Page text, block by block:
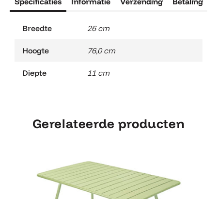
Breedte 26 cm
Hoogte 76,0 cm
Diepte 11 cm
Gerelateerde producten